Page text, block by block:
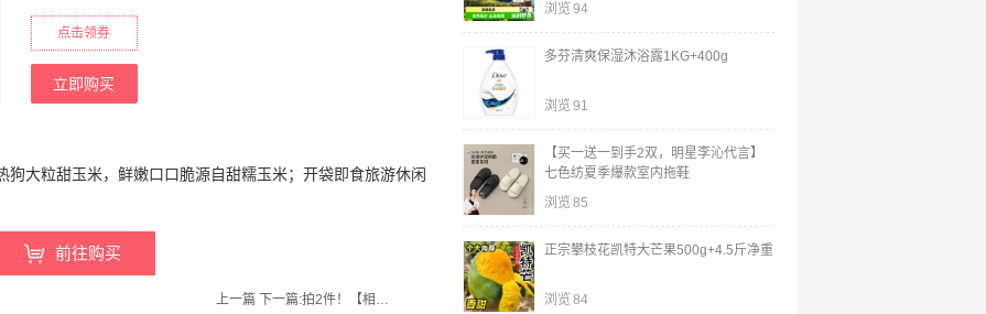
点击领券
立即购买
狗大粒甜玉米，鲜嫩口口脆源自甜糯玉米；开袋即食旅游休闲
前往购买
上一篇 下一篇: 拍2件！【相宜本草旗舰店】红石榴鲜活亮白面霜50g*2瓶
浏览 94
多芬清爽保湿沐浴露1KG+400g
浏览 91
【买一送一到手2双，明星李沁代言】
七色纺夏季爆款室内拖鞋
浏览 85
正宗攀枝花凯特大芒果500g+4.5斤净重
浏览 84